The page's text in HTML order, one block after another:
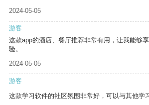
2024-05-05
游客
这款app的酒店、餐厅推荐非常有用，让我能够
验。
2024-05-05
游客
这款学习软件的社区氛围非常好，可以与其他学